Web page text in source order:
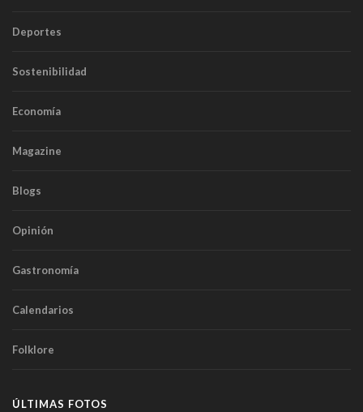
Deportes
Sostenibilidad
Economía
Magazine
Blogs
Opinión
Gastronomía
Calendarios
Folklore
ÚLTIMAS FOTOS